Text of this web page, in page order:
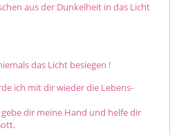
aus der Dunkelheit in das Licht
das Licht besiegen !
ich mit dir wieder die Lebens-
dir meine Hand und helfe dir